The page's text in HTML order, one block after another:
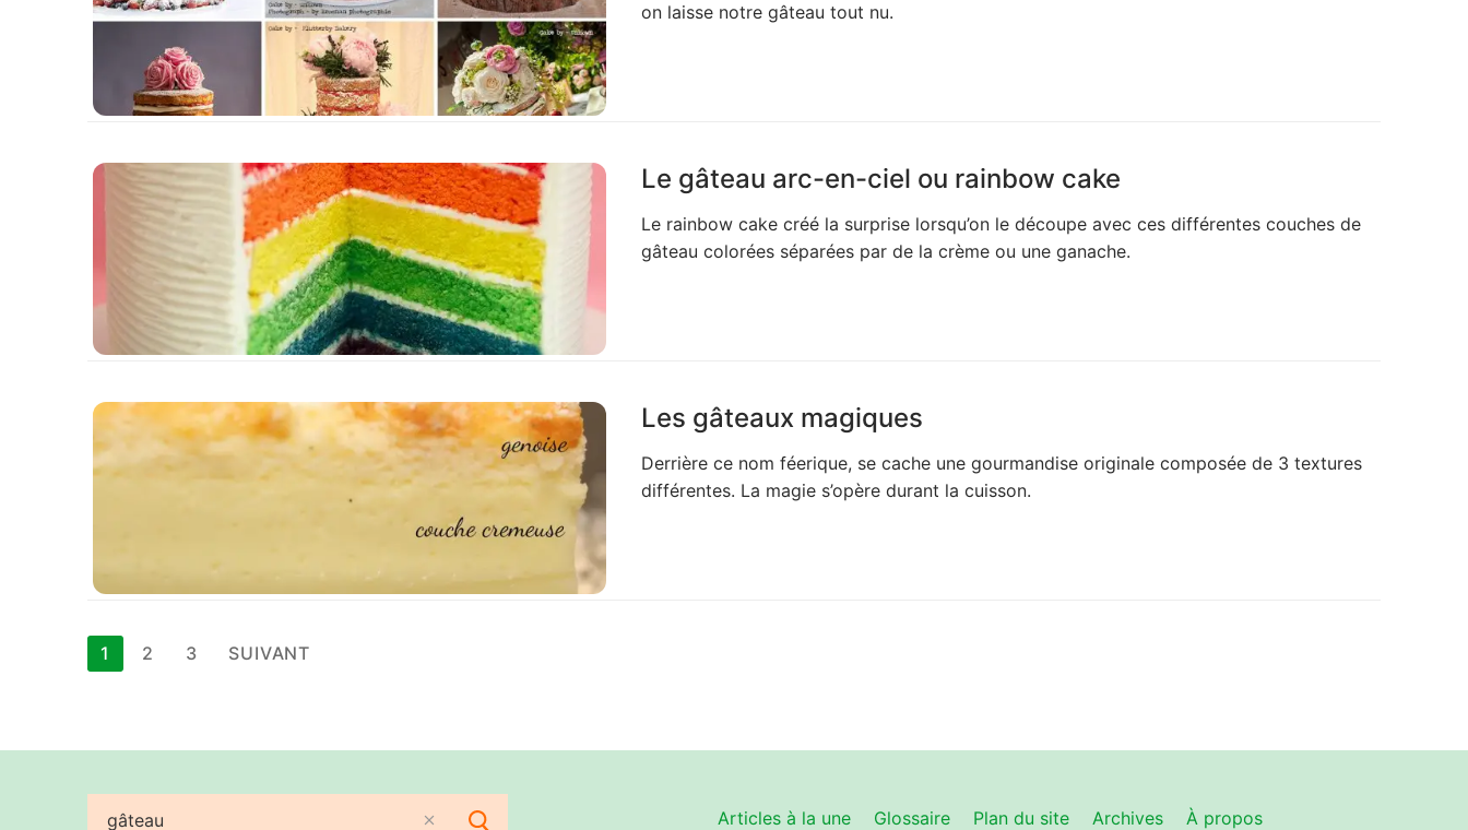
on laisse notre gâteau tout nu.
Le gâteau arc-en-ciel ou rainbow cake
Le rainbow cake créé la surprise lorsqu’on le découpe avec ces différentes couches de
gâteau colorées séparées par de la crème ou une ganache.
Les gâteaux magiques
Derrière ce nom féerique, se cache une gourmandise originale composée de 3 textures
différentes. La magie s’opère durant la cuisson.
Pagination
1 2 3 SUIVANT
Articles à la une Glossaire Plan du site Archives À propos